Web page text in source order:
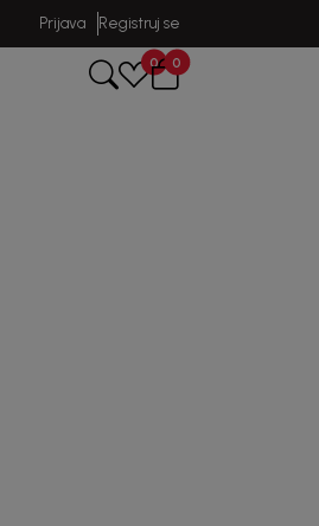
Prijava Registruj se
0 0